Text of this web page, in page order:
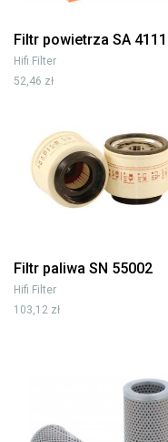
Filtr powietrza SA 4111
Hifi Filter
52,46 zł
Filtr paliwa SN 55002
Hifi Filter
103,12 zł